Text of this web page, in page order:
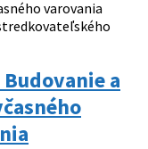
varovania
a